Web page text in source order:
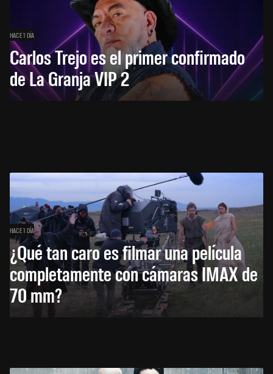
HACE 1 DÍA
Carlos Trejo es el primer confirmado
de La Granja VIP 2
HACE 1 DÍA
¿Qué tan caro es filmar una película
completamente con cámaras IMAX de
70 mm?